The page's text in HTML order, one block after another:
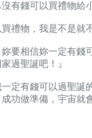
有錢可以買禮物給
禮物，我是不是就
要相信妳一定有
過聖誕吧！』
定有錢可以過聖
功做準備，宇宙就